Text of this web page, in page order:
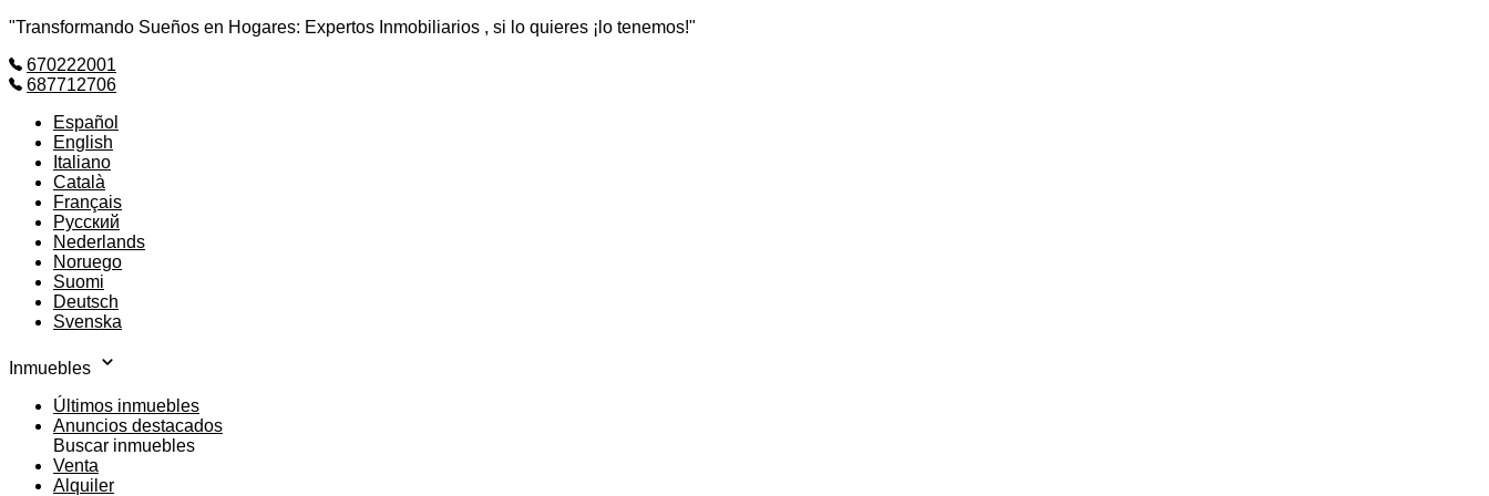
"Transformando Sueños en Hogares: Expertos Inmobiliarios , si lo quieres ¡lo tenemos!"
670222001
687712706
Español
English
Italiano
Català
Français
Русский
Nederlands
Noruego
Suomi
Deutsch
Svenska
Inmuebles
Últimos inmuebles
Anuncios destacados
Buscar inmuebles
Venta
Alquiler